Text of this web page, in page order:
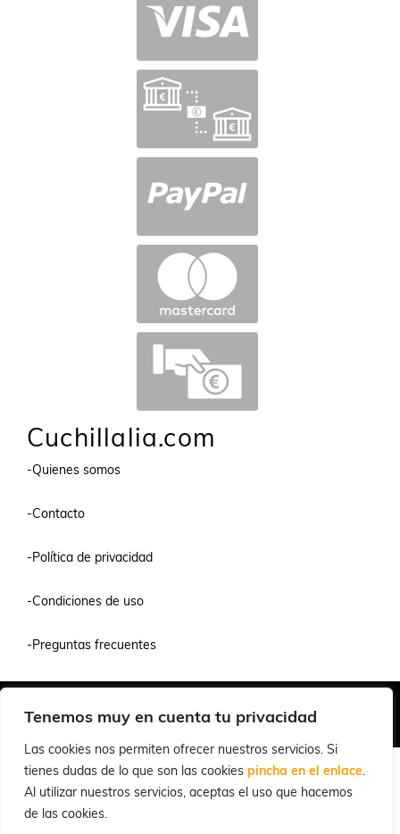
Tenemos muy en cuenta tu privacidad
Las cookies nos permiten ofrecer nuestros servicios. Si
tienes dudas de lo que son las cookies pincha en el enlace.
Al utilizar nuestros servicios, aceptas el uso que hacemos
de las cookies.
Cuchillalia.com
-Quienes somos
-Contacto
-Política de privacidad
-Condiciones de uso
-Preguntas frecuentes
© 2026 Cuchillalia.com